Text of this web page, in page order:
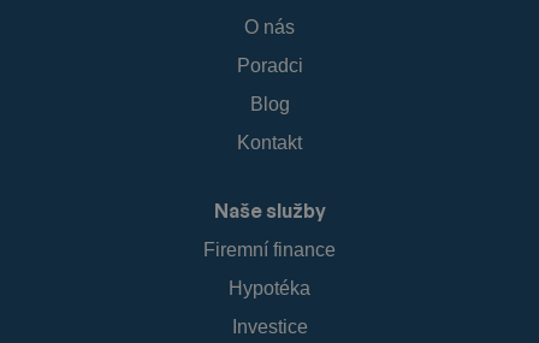
O nás
Poradci
Blog
Kontakt
Naše služby
Firemní finance
Hypotéka
Investice